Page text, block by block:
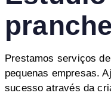
Prestamos serviços
pequenas empresas.
sucesso através da